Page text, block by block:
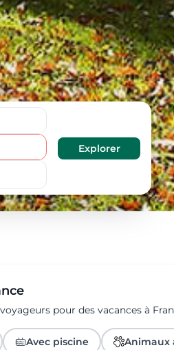
pour des vacances à
Avec piscine Animaux